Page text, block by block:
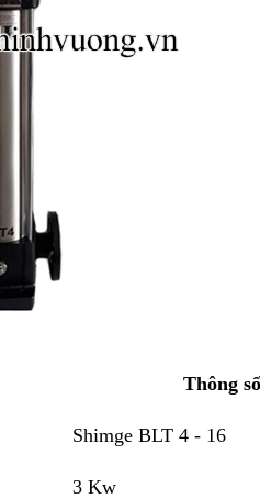
Thông số
Shimge BLT 4 - 16
3 Kw